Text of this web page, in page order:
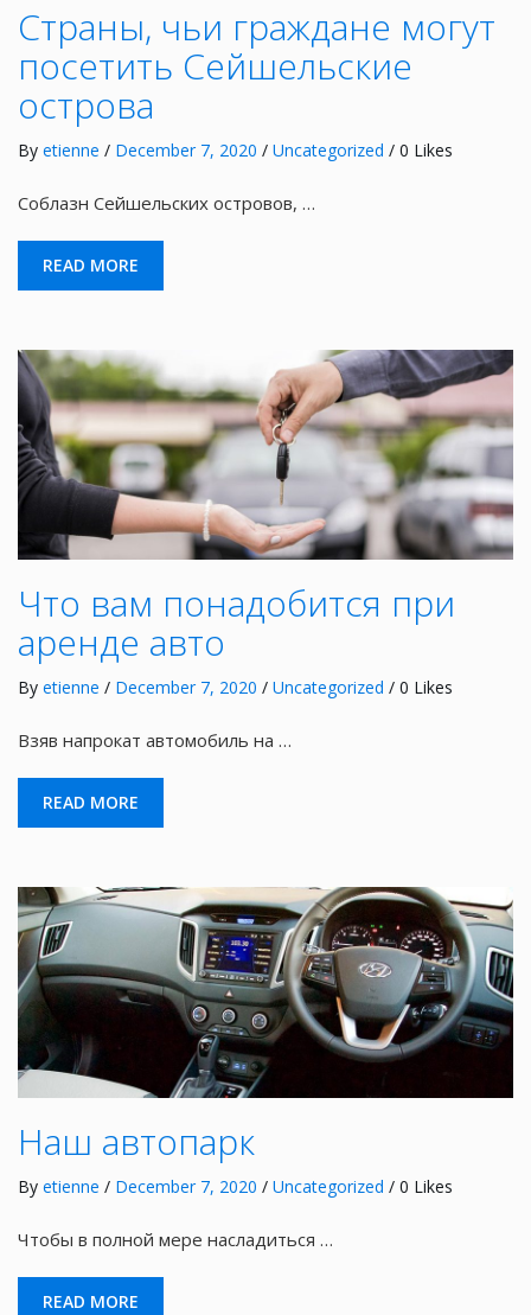
Страны, чьи граждане могут
посетить Сейшельские
острова
By etienne / December 7, 2020 / Uncategorized / 0 Likes
Соблазн Сейшельских островов, …
READ MORE
Что вам понадобится при
аренде авто
By etienne / December 7, 2020 / Uncategorized / 0 Likes
Взяв напрокат автомобиль на …
READ MORE
Наш автопарк
By etienne / December 7, 2020 / Uncategorized / 0 Likes
Чтобы в полной мере насладиться …
READ MORE